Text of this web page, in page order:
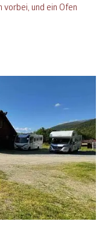
vorbei, und ein Ofen